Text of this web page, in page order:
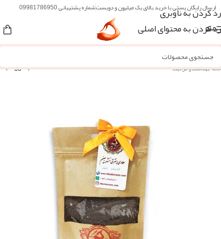
رد کردن به ناوبری
رد کردن به محتوای اصلی
ارسال رایگان پستی با خرید بالای یک میلیون و دویستشماره پشتیبانی 09981786950
منو
خانه/بهداشت و مراقبت